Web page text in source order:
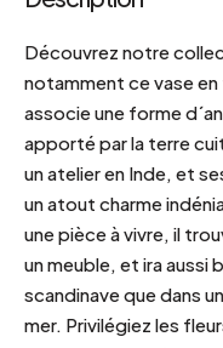
Découvrez notre
notamment ce vase
associe une forme
apporté par la terre
un atelier en Inde, et
un atout charme
une pièce à vivre, il
un meuble, et ira aussi
scandinave que dans
mer. Privilégiez les